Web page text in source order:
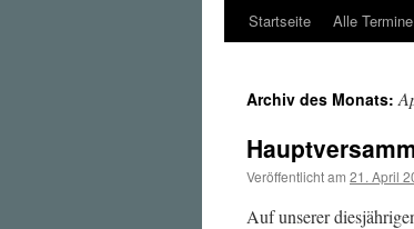
Startseite Alle Termine
Archiv des Monats:
Veröffentlicht am 21. April
Auf unserer